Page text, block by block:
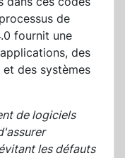
de
fournit une
des
des systèmes
de logiciels
les défauts